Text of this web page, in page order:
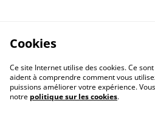
Cookies
Ce site Internet utilise des cookies. Ce
aident à comprendre comment vous
puissions améliorer votre expérience.
notre politique sur les cookies.